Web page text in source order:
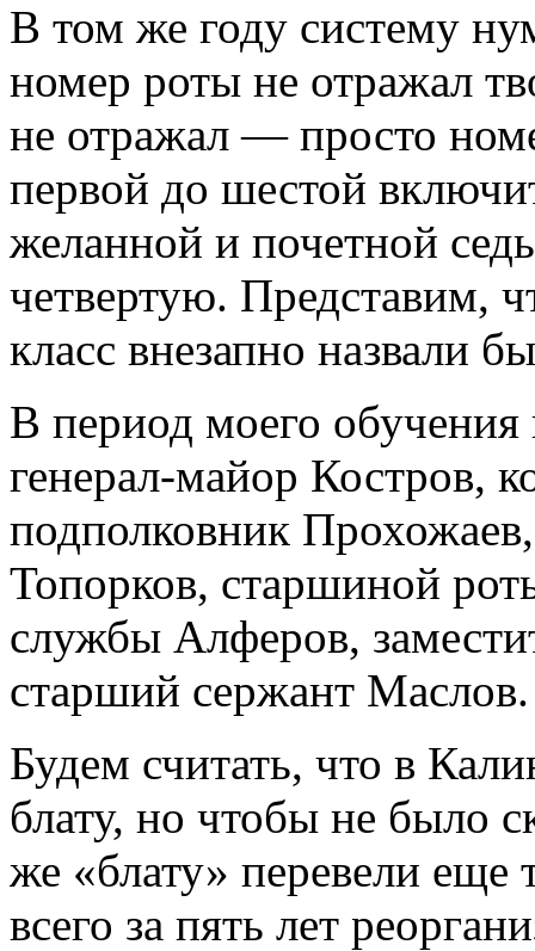
В том же году систему
номер роты не отражал
не отражал — просто
первой до шестой
желанной и почетной
четвертую. Представим,
класс внезапно назвали
В период моего
генерал-майор Костров,
подполковник
Топорков, старшиной
службы Алферов,
старший сержант Маслов.
Будем считать, что в
блату, но чтобы не было
же «блату» перевели
всего за пять лет